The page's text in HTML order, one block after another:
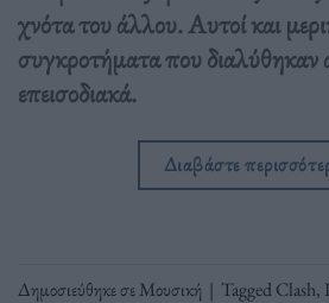
χνότα του άλλου. Aυτοί και
συγκροτήματα που διαλύθηκαν
επεισοδιακά.
Διαβάστε
Δημοσιεύθηκε σεΜουσική | TaggedClash,